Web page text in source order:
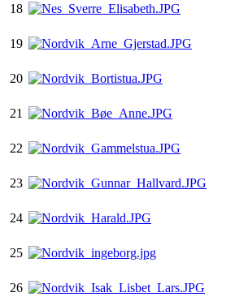
18
19
20
21
22
23
24
25
26